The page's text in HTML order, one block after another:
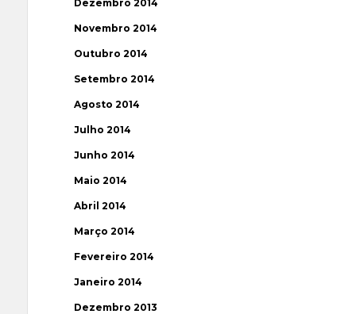
Dezembro 2014
Novembro 2014
Outubro 2014
Setembro 2014
Agosto 2014
Julho 2014
Junho 2014
Maio 2014
Abril 2014
Março 2014
Fevereiro 2014
Janeiro 2014
Dezembro 2013